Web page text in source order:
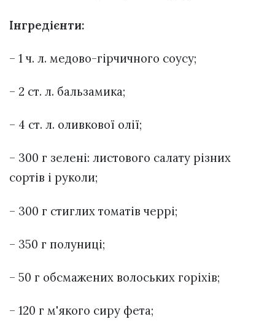
Інгредієнти:
– 1 ч. л. медово-гірчичного соусу;
– 2 ст. л. бальзамика;
– 4 ст. л. оливкової олії;
– 300 г зелені: листового салату різних
сортів і руколи;
– 300 г стиглих томатів черрі;
– 350 г полуниці;
– 50 г обсмажених волоських горіхів;
– 120 г м'якого сиру фета;